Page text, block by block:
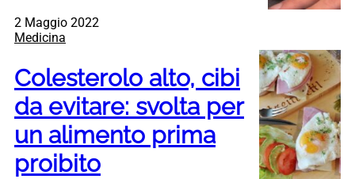
2 Maggio 2022
Medicina
Colesterolo alto, cibi
da evitare: svolta per
un alimento prima
proibito